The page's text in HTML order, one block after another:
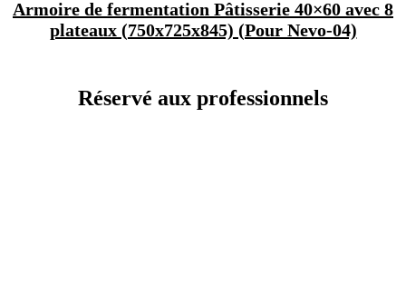
Armoire de fermentation Pâtisserie 40×60 avec 8
plateaux (750x725x845) (Pour Nevo-04)
Réservé aux professionnels